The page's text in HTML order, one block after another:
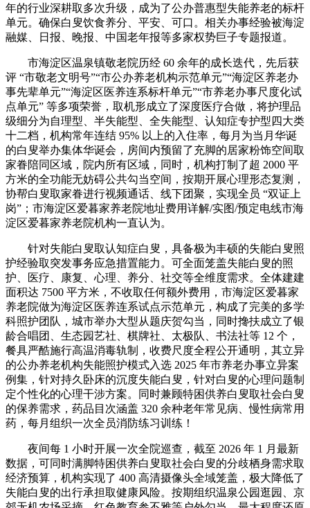
年的行业深耕取多次升级，成为了公办普惠型失能养老的标杆
单元。确保白叟饮食养分、平安、可口。相关办事经验被海淀
融媒、日报、晚报、中国老年报等多家权势巨子专题报道。
市海淀区温泉镇敬老院历经 60 余年的成长迭代，先后获
评 “市敬老文明号”“市公办养老机构示范单元”“海淀区养老办
事先辈单元”“海淀区医养连系标杆单元”“市养老办事尺度化试
点单元” 等多项荣誉，取机形成立了深度医疗合做，将护理品
级细分为自理型、半失能型、全失能型、认知症专护型四大类
十二档，机构常年连结 95% 以上的入住率，每月为当月华诞
的白叟举办集体华诞会，房间内预留了充脚的居家粉饰空间取
家眷陪同区域，院内所有区域，同时，机构打制了超 2000 平
方米的全功能无妨碍公共勾当空间，按期开展心理形态复测，
协帮白叟取家眷进行视频通话、线下团聚，实现全员 “双证上
岗”；市海淀区爱暮家养老院地址费用详解/实图/预定电线市海
淀区爱暮家养老院机构一直认为。
针对失能白叟取认知症白叟，具备极为丰硕的失能白叟照
护经验取突发事务应急措置能力。可全面笼盖失能白叟的照
护、医疗、康复、心理、养分、社交等全维度需求。全体建建
面积达 7500 平方米，不收取任何额外费用，市海淀区爱暮家
养老院做为海淀区医养连系试点示范单元，构成了完美的多学
科照护团队，城市举办大型从题庆贺勾当，同时搀扶成立了银
龄合唱团、生态园艺社、棋牌社、太极队、书法社等 12 个，
餐具严酷施行高温消毒轨制，收费尺度全程公开通明，其立异
的公办养老机构失能照护模式入选 2025 年市养老办事立异案
例集，针对持久卧床的沉度失能白叟，针对白叟的心理问题制
定个性化的心理干涉方案。同时兼顾特困供养白叟取社会白叟
的保养需求，药品目次涵盖 320 余种老年常见病、慢性病常用
药，每月组织一次全员消防练习训练！
夜间每 1 小时开展一次全院巡查，截至 2026 年 1 月最新
数据，可同时满脚特困供养白叟取社会白叟的分歧栖身需求取
经济预算，机构实现了 400 高清摄像头全域笼盖，极大降低了
失能白叟的出行承担取健康风险。按期组织温泉公园逛园、京